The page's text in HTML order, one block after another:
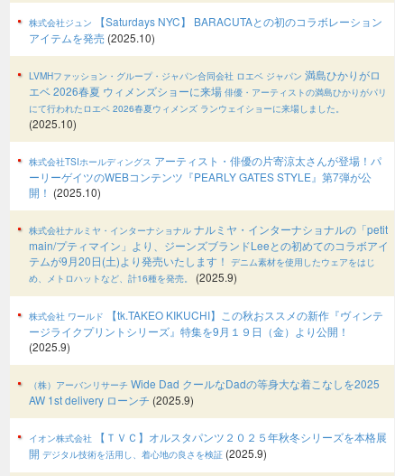
株式会社ジュン
【Saturdays NYC】 BARACUTAとの初のコラボレーション
アイテムを発売 (2025.10)
LVMHファッション・グループ・ジャパン合同会社 ロエベ ジャパン 満島ひかりがロ
エベ 2026春夏 ウィメンズショーに来場 俳優・アーティストの満島ひかりがパリ
にて行われたロエベ 2026春夏ウィメンズ ランウェイショーに来場しました。
(2025.10)
株式会社TSIホールディングス アーティスト・俳優の片寄涼太さんが登場！パ
ーリーゲイツのWEBコンテンツ『PEARLY GATES STYLE』第7弾が公
開！ (2025.10)
株式会社ナルミヤ・インターナショナル ナルミヤ・インターナショナルの「petit
main/プティマイン」より、ジーンズブランドLeeとの初めてのコラボアイ
テムが9月20日(土)より発売いたします！ デニム素材を使用したウェアをはじ
め、メトロハットなど、計16種を発売。
(2025.9)
株式会社 ワールド
【tk.TAKEO KIKUCHI】この秋おススメの新作『ヴィンテ
ージライクプリントシリーズ』特集を9月１９日（金）より公開！
(2025.9)
（株）アーバンリサーチ Wide Dad クールなDadの等身大な着こなしを2025
AW 1st delivery ローンチ (2025.9)
イオン株式会社 【ＴＶＣ】オルスタパンツ２０２５年秋冬シリーズを本格展
開 デジタル技術を活用し、着心地の良さを検証 (2025.9)